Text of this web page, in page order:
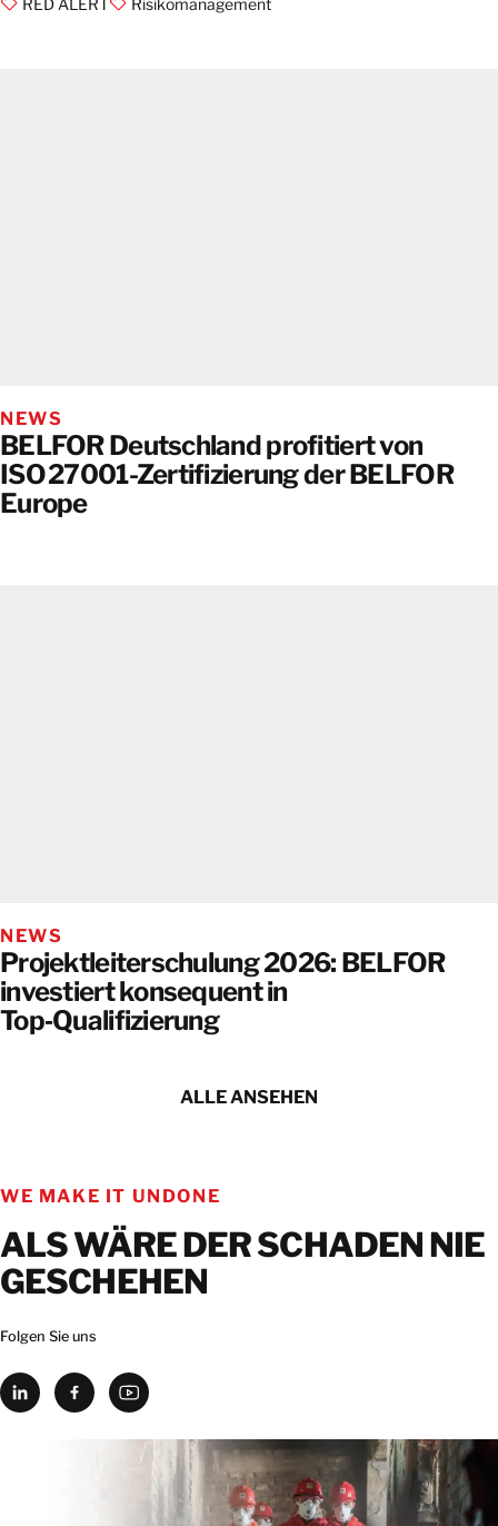
NEWS
BELFOR Deutschland profitiert von
ISO 27001-Zertifizierung der BELFOR
Europe
NEWS
Projektleiterschulung 2026: BELFOR
investiert konsequent in
Top‑Qualifizierung
ALLE ANSEHEN
WE MAKE IT UNDONE
ALS WÄRE DER SCHADEN NIE
GESCHEHEN
Folgen Sie uns